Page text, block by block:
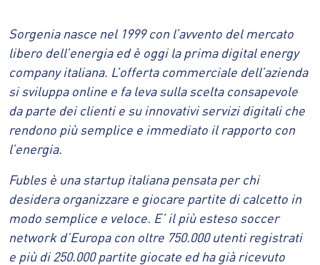
Sorgenia nasce nel 1999 con l’avvento del mercato
libero dell’energia ed è oggi la prima digital energy
company italiana. L’offerta commerciale dell’azienda
si sviluppa online e fa leva sulla scelta consapevole
da parte dei clienti e su innovativi servizi digitali che
rendono più semplice e immediato il rapporto con
l’energia.
Fubles è una startup italiana pensata per chi
desidera organizzare e giocare partite di calcetto in
modo semplice e veloce. E’ il più esteso soccer
network d’Europa con oltre 750.000 utenti registrati
e più di 250.000 partite giocate ed ha già ricevuto